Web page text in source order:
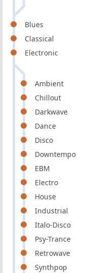
Blues
Classical
Electronic
Ambient
Chillout
Darkwave
Dance
Disco
Downtempo
EBM
Electro
House
Industrial
Italo-Disco
Psy-Trance
Retrowave
Synthpop